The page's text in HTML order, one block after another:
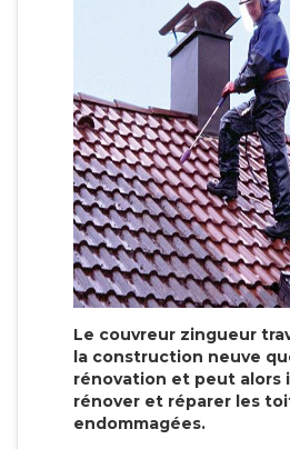
Le couvreur zingueur
la construction neuve
rénovation et peut alors
rénover et réparer les
endommagées.